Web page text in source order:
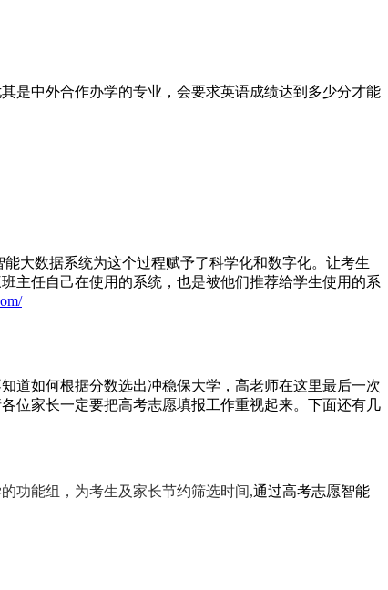
是中外合作办学的专业，会要求英语成绩达到多少分才能
大数据系统为这个过程赋予了科学化和数字化。让考生
主任自己在使用的系统，也是被他们推荐给学生使用的系
道如何根据分数选出冲稳保大学，高老师在这里最后一次
位家长一定要把高考志愿填报工作重视起来。下面还有几
功能组，为考生及家长节约筛选时间,通过高考志愿智能